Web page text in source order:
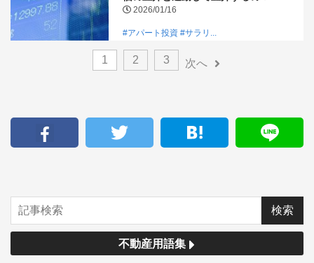
2026/01/16
#アパート投資 #サラリ...
1 2 3 次へ
不動産用語集